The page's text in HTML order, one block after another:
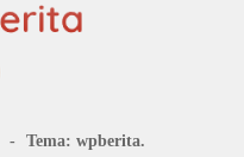
- Tema: wpberita.